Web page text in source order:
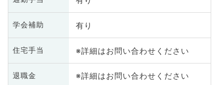
学会補助 有り
住宅手当 ※詳細はお問い合わせください
退職金 ※詳細はお問い合わせください